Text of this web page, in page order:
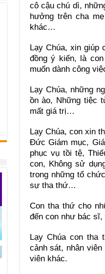
cô cậu chú dì,
hưởng trên cha
khác…
Lạy Chúa, xin giúp
đồng ý kiến, là
muốn dành công
Lạy Chúa, những
ồn ào, Những tiệc
mất giá trị…
Lạy Chúa, con xin
Ðức Giám mục,
phục vụ tồi tệ,
con, Không sử
trong những tổ
sự tha thứ…
Con tha thứ cho
đến con như bác
Lạy Chúa con tha
cảnh sát, nhân
viên khác.